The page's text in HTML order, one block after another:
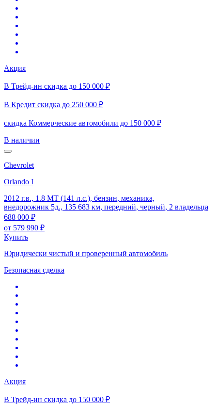
Акция
В Трейд-ин скидка до 150 000 ₽
В Кредит скидка до 250 000 ₽
скидка Коммерческие автомобили до 150 000 ₽
В наличии
Chevrolet
Orlando I
2012 г.в., 1.8 MT (141 л.с.), бензин, механика,
внедорожник 5д., 135 683 км, передний, черный, 2 владельца
688 000 ₽
от 579 990 ₽
Купить
Юридически чистый и проверенный автомобиль
Безопасная сделка
Акция
В Трейд-ин скидка до 150 000 ₽